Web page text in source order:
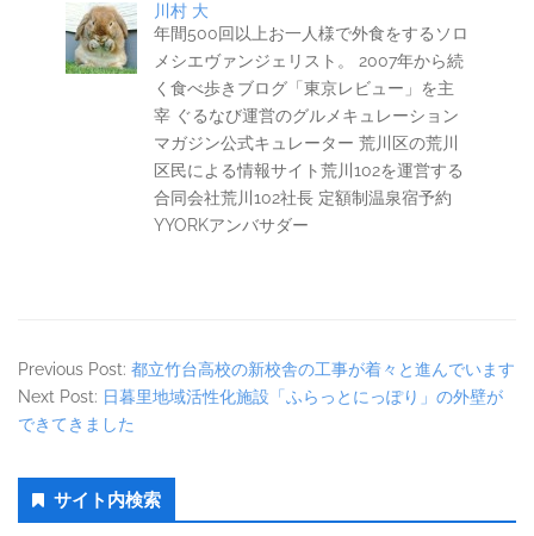
川村 大
年間500回以上お一人様で外食をするソロ
メシエヴァンジェリスト。 2007年から続
く食べ歩きブログ「東京レビュー」を主
宰 ぐるなび運営のグルメキュレーション
マガジン公式キュレーター 荒川区の荒川
区民による情報サイト荒川102を運営する
合同会社荒川102社長 定額制温泉宿予約
YYORKアンバサダー
Previous Post: 都立竹台高校の新校舎の工事が着々と進んでいます
Next Post: 日暮里地域活性化施設「ふらっとにっぽり」の外壁が
できてきました
Secondary
Sidebar
サイト内検索